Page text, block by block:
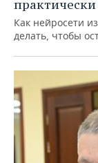
Как нейросети
делать, чтобы